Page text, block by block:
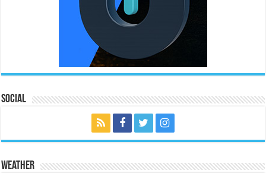
Social
Weather